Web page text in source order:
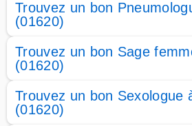
Trouvez un bon
(01620)
Trouvez un bon Sage
(01620)
Trouvez un bon Sexologue
(01620)